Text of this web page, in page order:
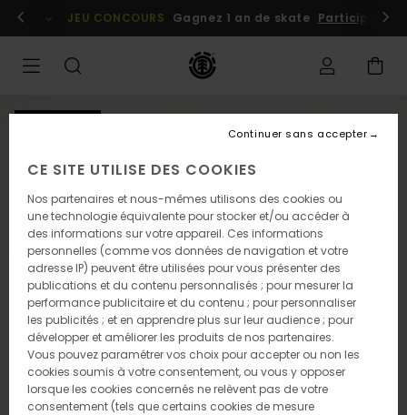
l'information
Se connecter / s'inscrire
JEU CONCOURS Gagnez 1 an de skate Participez
CE SITE UTILISE DES COOKIES
Nos partenaires et nous-mêmes utilisons des cookies ou
une technologie équivalente pour stocker et/ou accéder à
des informations sur votre appareil. Ces informations
personnelles (comme vos données de navigation et votre
adresse IP) peuvent être utilisées pour vous présenter des
publications et du contenu personnalisés ; pour mesurer la
performance publicitaire et du contenu ; pour personnaliser
les publicités ; et en apprendre plus sur leur audience ; pour
développer et améliorer les produits de nos partenaires.
Vous pouvez paramétrer vos choix pour accepter ou non les
cookies soumis à votre consentement, ou vous y opposer
lorsque les cookies concernés ne relèvent pas de votre
consentement (tels que certains cookies de mesure
Continuer sans accepter